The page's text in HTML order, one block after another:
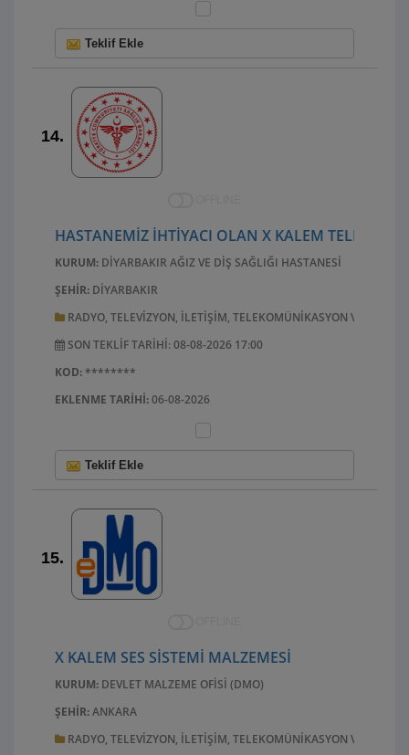
Teklif Ekle
14.
HASTANEMIZ İHTIYACI OLAN X KALEM
KURUM: DIYARBAKIR AĞIZ VE DIŞ SAĞLIĞI HASTANESI
ŞEHIR: DIYARBAKIR
RADYO, TELEVIZYON, ILETIŞIM, TELEKOMÜNIKASYON VE ILGILI
SON TEKLIF TARIHI: 08-08-2026 17:00
KOD:********
EKLENME TARIHI:06-08-2026
Teklif Ekle
15.
X KALEM SES SISTEMI MALZEMESI
KURUM: DEVLET MALZEME OFISI (DMO)
ŞEHIR:ANKARA
RADYO, TELEVIZYON, ILETIŞIM, TELEKOMÜNIKASYON VE ILGILI